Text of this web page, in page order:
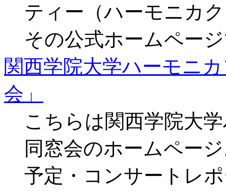
ティー（ハーモニカ
その公式ホームペー
関西学院大学ハーモニ
会」
こちらは関西学院大
同窓会のホームペー
予定・コンサートレ